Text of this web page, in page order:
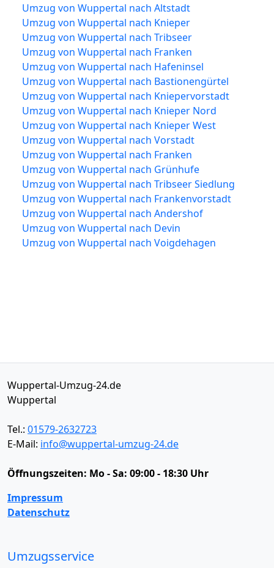
Umzug von Wuppertal nach Altstadt
Umzug von Wuppertal nach Knieper
Umzug von Wuppertal nach Tribseer
Umzug von Wuppertal nach Franken
Umzug von Wuppertal nach Hafeninsel
Umzug von Wuppertal nach Bastionengürtel
Umzug von Wuppertal nach Kniepervorstadt
Umzug von Wuppertal nach Knieper Nord
Umzug von Wuppertal nach Knieper West
Umzug von Wuppertal nach Vorstadt
Umzug von Wuppertal nach Franken
Umzug von Wuppertal nach Grünhufe
Umzug von Wuppertal nach Tribseer Siedlung
Umzug von Wuppertal nach Frankenvorstadt
Umzug von Wuppertal nach Andershof
Umzug von Wuppertal nach Devin
Umzug von Wuppertal nach Voigdehagen
Wuppertal-Umzug-24.de
Wuppertal
Tel.: 01579-2632723
E-Mail: info@wuppertal-umzug-24.de
Öffnungszeiten: Mo - Sa: 09:00 - 18:30 Uhr
Impressum
Datenschutz
Umzugsservice